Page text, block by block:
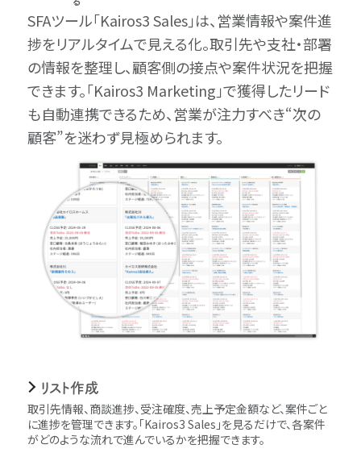
SFAツール｢Kairos3 Sales｣は、営業情報や案件進
捗をリアルタイムで見える化。取引先や支社・部署
の情報を整理し、顧客側の接点や案件状況を把握
できます。｢Kairos3 Marketing｣で獲得したリード
も自動連携できるため、営業が注力すべき“次の
顧客”を迷わず見極められます。
リスト作成
取引先情報、商談進捗、受注確度、売上予定金額など、案件ごと
に進捗を管理できます。｢Kairos3 Sales｣を見るだけで、各案件
がどのような流れで進んでいるかを把握できます。